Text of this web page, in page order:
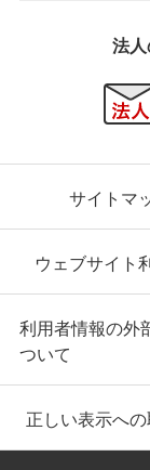
法
サイトマ
ウェブサイト
利用者情報の外
ついて
正しい表示へ